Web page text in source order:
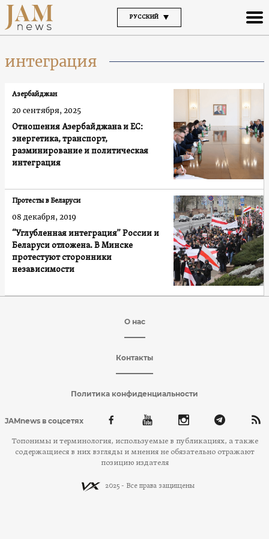
РУССКИЙ
интеграция
Отношения Азербайджана и ЕС:
энергетика, транспорт,
разминирование и политическая
интеграция
Азербайджан
20 сентября, 2025
“Углубленная интеграция” России и
Беларуси отложена. В Минске
протестуют сторонники
независимости
Протесты в Беларуси
08 декабря, 2019
О нас
Контакты
Политика конфиденциальности
JAMnews в соцсетях
Топонимы и терминология, используемые в публикациях, а также
содержащиеся в них взгляды и мнения не обязательно отражают
позицию издателя
2025 - Все права защищены